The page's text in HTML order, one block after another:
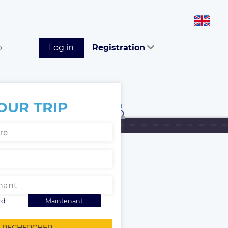
Log in Registration
TRIP
Maintenant